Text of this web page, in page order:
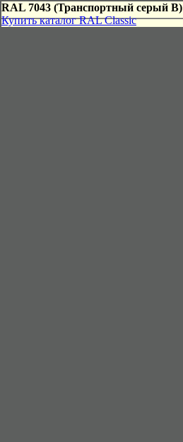
RAL 7043 (Транспортный серый В)
Купить каталог RAL Classic